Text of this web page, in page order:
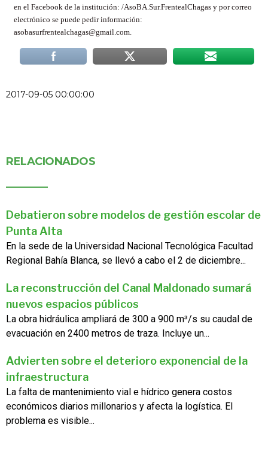
en el Facebook de la institución: /AsoBA.Sur.FrentealChagas y por correo
electrónico se puede pedir información:
asobasurfrentealchagas@gmail.com.
2017-09-05 00:00:00
RELACIONADOS
Debatieron sobre modelos de gestión escolar de
Punta Alta
En la sede de la Universidad Nacional Tecnológica Facultad
Regional Bahía Blanca, se llevó a cabo el 2 de diciembre...
La reconstrucción del Canal Maldonado sumará
nuevos espacios públicos
La obra hidráulica ampliará de 300 a 900 m³/s su caudal de
evacuación en 2400 metros de traza. Incluye un...
Advierten sobre el deterioro exponencial de la
infraestructura
La falta de mantenimiento vial e hídrico genera costos
económicos diarios millonarios y afecta la logística. El
problema es visible...